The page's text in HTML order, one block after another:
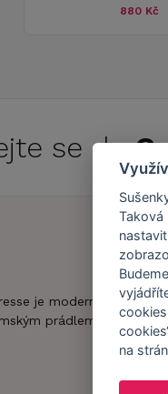
880 Kč
se do
je moderní obchod s
prádlem.
Taková
na